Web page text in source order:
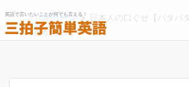
to
content
英語で言いたいことが何でも言える！
TOPページ> 日本人の口ぐせ【バタバ
点からのイメージ